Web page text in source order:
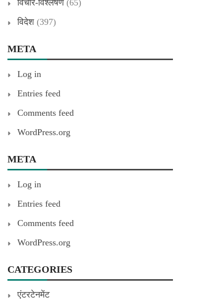
विचार-विश्लेषण(65)
विदेश (397)
META
Log in
Entries feed
Comments feed
WordPress.org
META
Log in
Entries feed
Comments feed
WordPress.org
CATEGORIES
एंटरटेनमेंट